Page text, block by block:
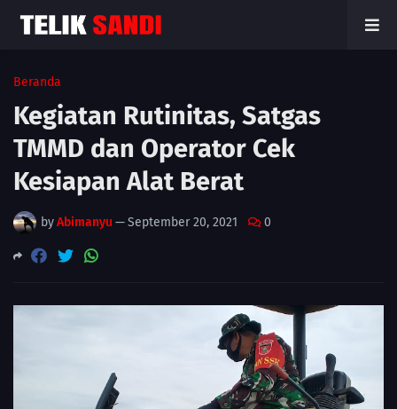
Beranda
Kegiatan Rutinitas, Satgas
TMMD dan Operator Cek
Kesiapan Alat Berat
byAbimanyu —September 20, 2021 0